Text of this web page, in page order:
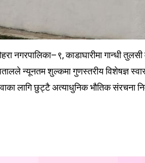
नगरपालिका–९, काडाघारीमा गान्धी
न्यूनतम शुल्कमा गुणस्तरीय विशेषज्ञ
लागि छुट्टै अत्याधुनिक भौतिक संरचना